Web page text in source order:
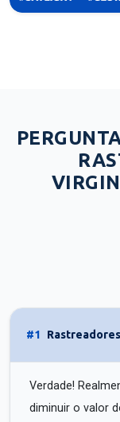
#1
Verdade!
diminuir o valor